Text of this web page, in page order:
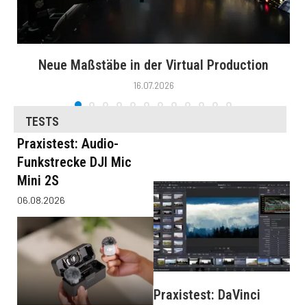
Neue Maßstäbe in der Virtual Production
16.07.2026
TESTS
Praxistest: Audio-
Funkstrecke DJI Mic
Mini 2S
06.08.2026
Praxistest: DaVinci